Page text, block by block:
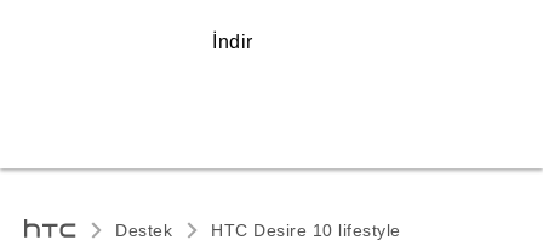
İndir
Destek HTC Desire 10 lifestyle‎